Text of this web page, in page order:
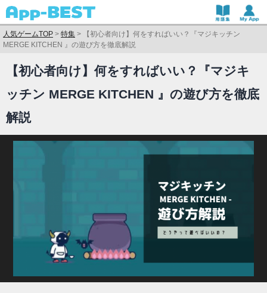
人気ゲームTOP > 特集 >
【初心者向け】何をすればいい？『マジキッチン
MERGE KITCHEN 』の遊び方を徹底解説
【初心者向け】何をすればいい？『マジキ
ッチン MERGE KITCHEN 』の遊び方を徹底
解説